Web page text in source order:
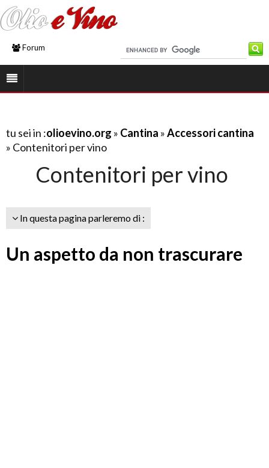
Forum
tu sei in :olioevino.org » Cantina »Accessori cantina
» Contenitori per vino
Contenitori per vino
In questa pagina parleremo di :
Un aspetto da non trascurare